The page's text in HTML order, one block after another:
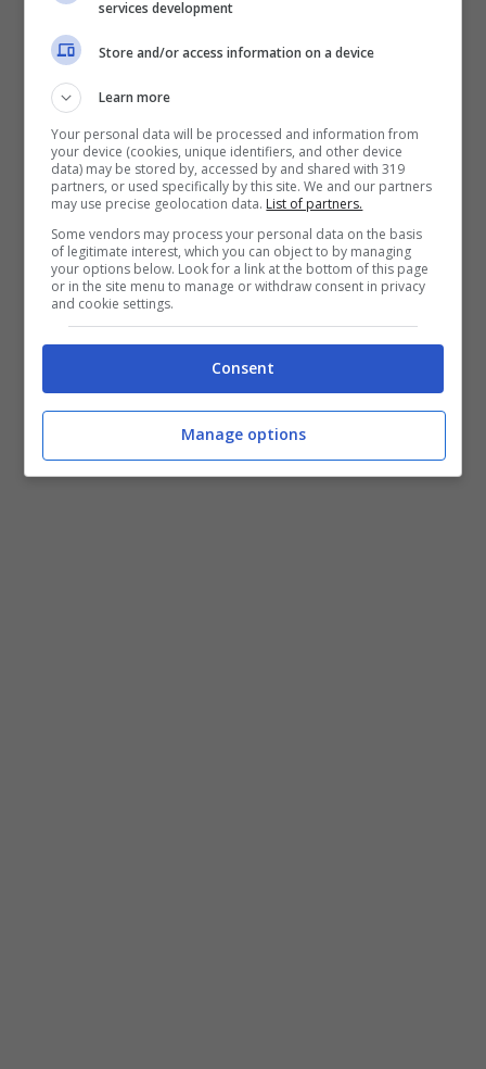
services development
Store and/or access information on a device
Learn more
Your personal data will be processed and information from
your device (cookies, unique identifiers, and other device
data) may be stored by, accessed by and shared with 319
partners, or used specifically by this site. We and our partners
may use precise geolocation data. List of partners.
Some vendors may process your personal data on the basis
of legitimate interest, which you can object to by managing
your options below. Look for a link at the bottom of this page
or in the site menu to manage or withdraw consent in privacy
and cookie settings.
Consent
Manage options